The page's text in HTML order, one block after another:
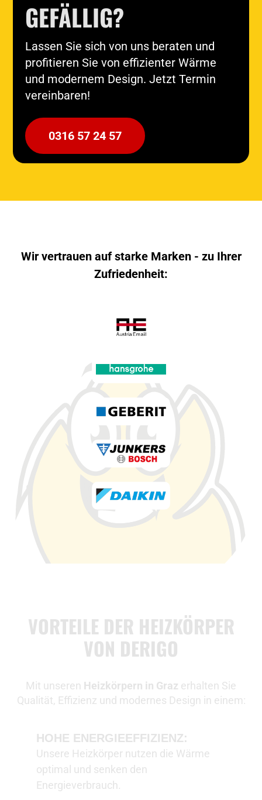
GEFÄLLIG?
Lassen Sie sich von uns beraten und
profitieren Sie von effizienter Wärme
und modernem Design. Jetzt Termin
vereinbaren!
0316 57 24 57
Wir vertrauen auf starke Marken - zu Ihrer
Zufriedenheit:
VORTEILE DER HEIZKÖRPER
VON DERIGO
Mit unseren Heizkörpern in Graz erhalten Sie
Qualität, Effizienz und modernes Design in einem:
HOHE ENERGIEEFFIZIENZ:
Unsere Heizkörper nutzen die Wärme
optimal und senken den
Energieverbrauch.